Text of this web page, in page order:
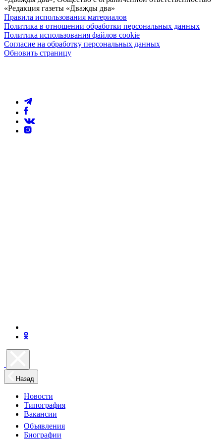
«Редакция газеты «Дважды два»
Правила использования материалов
Политика в отношении обработки персональных данных
Политика использования файлов cookie
Согласие на обработку персональных данных
Обновить страницу
Назад
Новости
Типография
Вакансии
Объявления
Биографии